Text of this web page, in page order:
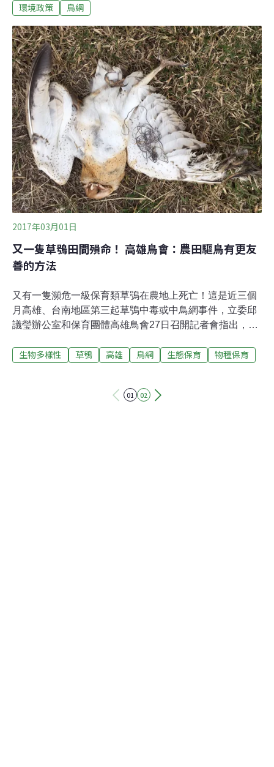
動物保育法送辦，若獵捕保育類動物，最重可處5年有期
護管人員定期巡視山區，除了查緝盜伐林木，違法獵捕也
是重點項目，護管人員則在南投、彰化交界八卦山區的一
處稜線，發現違法架設的鳥網，總長度約200公尺，立即
進行拆除。
環境政策 鳥網
2017年03月01日
又一隻草鴞田間殞命！ 高雄鳥會：農田驅鳥有更友
善的方法
又有一隻瀕危一級保育類草鴞在農地上死亡！這是近三個
月高雄、台南地區第三起草鴞中毒或中鳥網事件，立委邱
議瑩辦公室和保育團體高雄鳥會27日召開記者會指出，國
當開發和農民施用滅鼠藥及驅鳥繩所害，疾呼大眾對草鴞
友善的防治措施。農民發現傷鳥未通報 草鴞因鳥網纏繞餓
生物多樣性 草鴞 高雄 鳥網 生態保育 物種保育
01 02